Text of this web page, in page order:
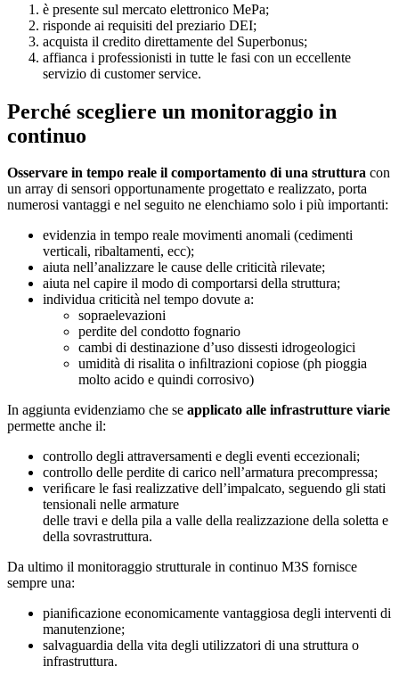
è presente sul mercato elettronico MePa;
risponde ai requisiti del preziario DEI;
acquista il credito direttamente del Superbonus;
affianca i professionisti in tutte le fasi con un eccellente
servizio di customer service.
Perché scegliere un monitoraggio in
continuo
Osservare in tempo reale il comportamento di una struttura con
un array di sensori opportunamente progettato e realizzato, porta
numerosi vantaggi e nel seguito ne elenchiamo solo i più importanti:
evidenzia in tempo reale movimenti anomali (cedimenti
verticali, ribaltamenti, ecc);
aiuta nell’analizzare le cause delle criticità rilevate;
aiuta nel capire il modo di comportarsi della struttura;
individua criticità nel tempo dovute a:
sopraelevazioni
perdite del condotto fognario
cambi di destinazione d’uso dissesti idrogeologici
umidità di risalita o inﬁltrazioni copiose (ph pioggia
molto acido e quindi corrosivo)
In aggiunta evidenziamo che se applicato alle infrastrutture viarie
permette anche il:
controllo degli attraversamenti e degli eventi eccezionali;
controllo delle perdite di carico nell’armatura precompressa;
veriﬁcare le fasi realizzative dell’impalcato, seguendo gli stati
tensionali nelle armature
delle travi e della pila a valle della realizzazione della soletta e
della sovrastruttura.
Da ultimo il monitoraggio strutturale in continuo M3S fornisce
sempre una:
pianiﬁcazione economicamente vantaggiosa degli interventi di
manutenzione;
salvaguardia della vita degli utilizzatori di una struttura o
infrastruttura.